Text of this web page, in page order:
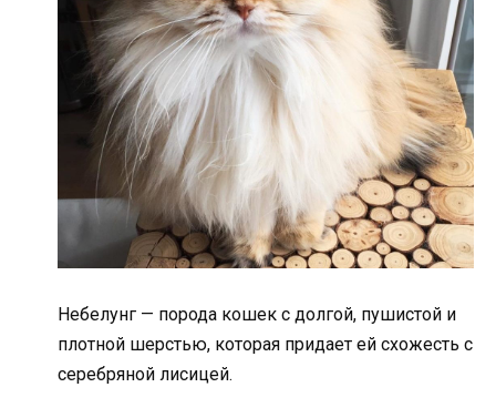
Небелунг — порода кошек с долгой, пушистой и
плотной шерстью, которая придает ей схожесть с
серебряной лисицей.